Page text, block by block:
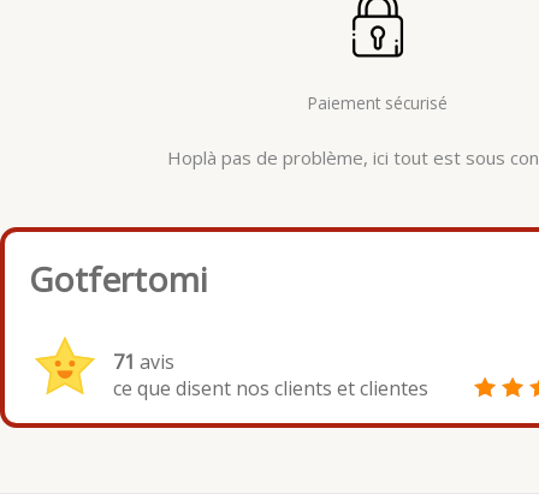
Paiement sécurisé
Hoplà pas de problème, ici tout est sous
Gotfertomi
71 avis
ce que disent nos clients et clientes